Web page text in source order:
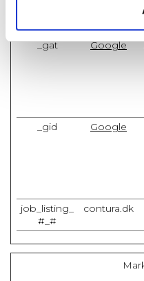
_gat Google
_gid Google
job_listing_
#_#
contura.dk